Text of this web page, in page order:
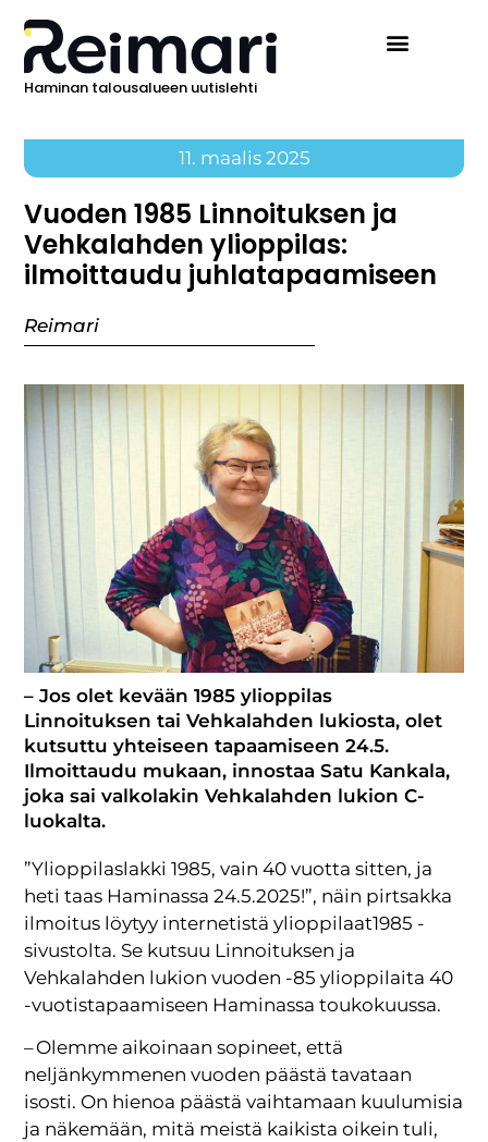
Haminan talousalueen uutislehti
11. maalis 2025
Vuoden 1985 Linnoituksen ja
Vehkalahden ylioppilas:
ilmoittaudu juhlatapaamiseen
Reimari
– Jos olet kevään 1985 ylioppilas
Linnoituksen tai Vehkalahden lukiosta, olet
kutsuttu yhteiseen tapaamiseen 24.5.
Ilmoittaudu mukaan, innostaa Satu Kankala,
joka sai valkolakin Vehkalahden lukion C-
luokalta.
”Ylioppilaslakki 1985, vain 40 vuotta sitten, ja
heti taas Haminassa 24.5.2025!”, näin pirtsakka
ilmoitus löytyy internetistä ylioppilaat1985 -
sivustolta. Se kutsuu Linnoituksen ja
Vehkalahden lukion vuoden -85 ylioppilaita 40
-vuotistapaamiseen Haminassa toukokuussa.
– Olemme aikoinaan sopineet, että
neljänkymmenen vuoden päästä tavataan
isosti. On hienoa päästä vaihtamaan kuulumisia
ja näkemään, mitä meistä kaikista oikein tuli,